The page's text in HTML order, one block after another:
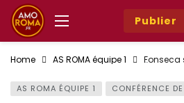
Publier
Home AS ROMA équipe 1 Fonseca
AS ROMA ÉQUIPE 1 CONFÉRENCE DE